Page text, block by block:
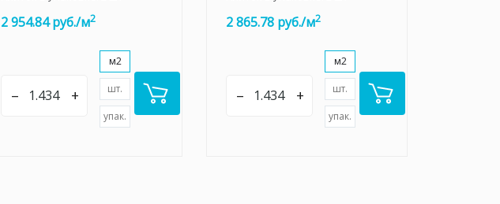
2 954.84 руб./м2
– +
м2
шт.
упак.
2 865.78 руб./м2
– +
м2
шт.
упак.